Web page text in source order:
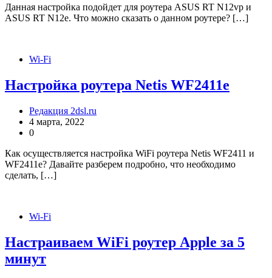
Данная настройка подойдет для роутера ASUS RT N12vp и
ASUS RT N12e. Что можно сказать о данном роутере? […]
Wi-Fi
Настройка роутера Netis WF2411e
Редакция 2dsl.ru
4 марта, 2022
0
Как осуществляется настройка WiFi роутера Netis WF2411 и
WF2411e? Давайте разберем подробно, что необходимо
сделать, […]
Wi-Fi
Настраиваем WiFi роутер Apple за 5
минут